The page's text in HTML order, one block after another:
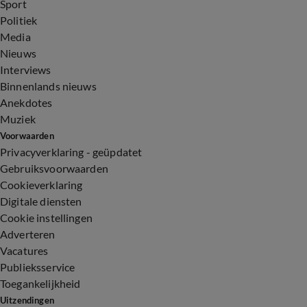
Sport
Politiek
Media
Nieuws
Interviews
Binnenlands nieuws
Anekdotes
Muziek
Voorwaarden
Privacyverklaring - geüpdatet
Gebruiksvoorwaarden
Cookieverklaring
Digitale diensten
Cookie instellingen
Adverteren
Vacatures
Publieksservice
Toegankelijkheid
Uitzendingen